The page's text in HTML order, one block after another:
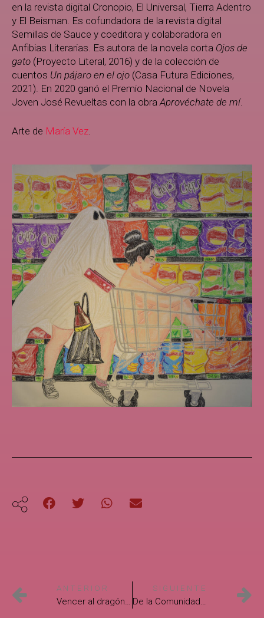
en la revista digital Cronopio, El Universal, Tierra Adentro
y El Beisman. Es cofundadora de la revista digital
Semillas de Sauce y coeditora y colaboradora en
Anfibias Literarias. Es autora de la novela corta Ojos de
gato (Proyecto Literal, 2016) y de la colección de
cuentos Un pájaro en el ojo (Casa Futura Ediciones,
2021). En 2020 ganó el Premio Nacional de Novela
Joven José Revueltas con la obraAprovéchate de mí.
Arte de María Vez
ANTERIOR
Vencer al dragón de Karen Limón Castillo
SIGUIENTE
De la Comunidad del anillo a la comunidad del taller literario